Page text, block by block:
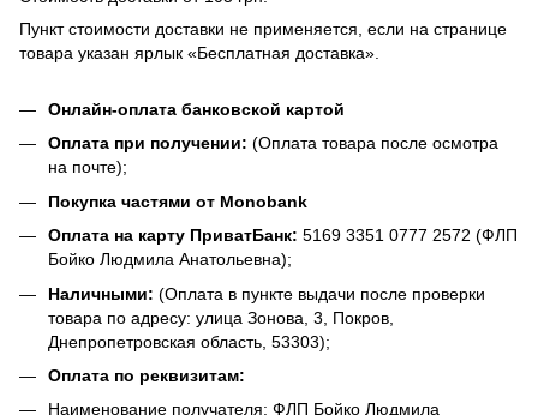
Пункт стоимости доставки не применяется, если на странице
товара указан ярлык «Бесплатная доставка».
Онлайн-оплата банковской картой
Оплата при получении: (Оплата товара после осмотра
на почте);
Покупка частями от Monobank
Оплата на карту ПриватБанк: 5169 3351 0777 2572 (ФЛП
Бойко Людмила Анатольевна);
Наличными: (Оплата в пункте выдачи после проверки
товара по адресу: улица Зонова, 3, Покров,
Днепропетровская область, 53303);
Оплата по реквизитам:
Наименование получателя: ФЛП Бойко Людмила